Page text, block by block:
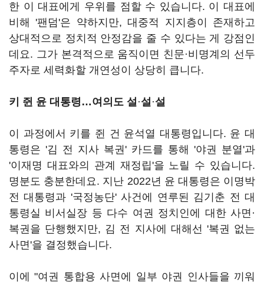
한 이 대표에게 우위를 점할 수 있습니다. 이 대표에
비해 '팬덤'은 약하지만, 대중적 지지층이 존재하고
상대적으로 정치적 안정감을 줄 수 있다는 게 강점인
데요. 그가 본격적으로 움직이면 친문·비명계의 선두
주자로 세력화할 개연성이 상당히 큽니다.
키 쥔 윤 대통령…여의도 설 ·설 ·설
이 과정에서 키를 쥔 건 윤석열 대통령입니다. 윤 대
통령은 '김 전 지사 복권' 카드를 통해 '야권 분열'과
'이재명 대표와의 관계 재정립'을 노릴 수 있습니다.
명분도 충분한데요. 지난 2022년 윤 대통령은 이명박
전 대통령과 '국정농단' 사건에 연루된 김기춘 전 대
통령실 비서실장 등 다수 여권 정치인에 대한 사면·
복권을 단행했지만, 김 전 지사에 대해선 '복권 없는
사면'을 결정했습니다.
이에 "여권 통합용 사면에 일부 야권 인사들을 끼워